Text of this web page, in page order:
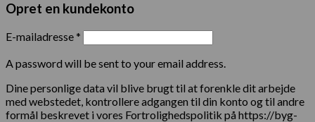
Opret en kundekonto
E-mailadresse*
A password will be sent to your email address.
Dine personlige data vil blive brugt til at forenkle dit arbejde
med webstedet, kontrollere adgangen til din konto og til andre
formål beskrevet i vores Fortrolighedspolitik på https://byg-